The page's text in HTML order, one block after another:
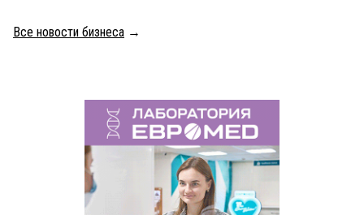
Все новости бизнеса →